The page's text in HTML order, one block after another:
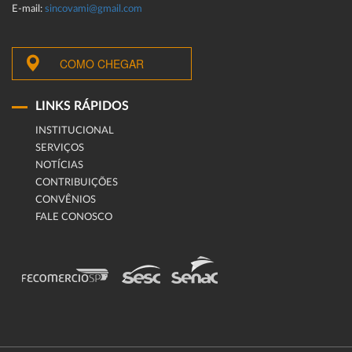
E-mail: sincovami@gmail.com
COMO CHEGAR
LINKS RÁPIDOS
INSTITUCIONAL
SERVIÇOS
NOTÍCIAS
CONTRIBUIÇÕES
CONVÊNIOS
FALE CONOSCO